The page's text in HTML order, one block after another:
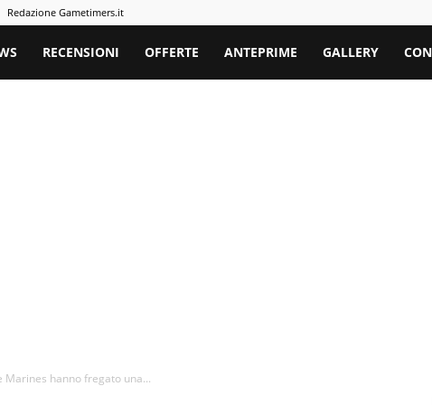
Redazione Gametimers.it
RECENSIONI OFFERTE ANTEPRIME GALLERY
Marines hanno fregato una...